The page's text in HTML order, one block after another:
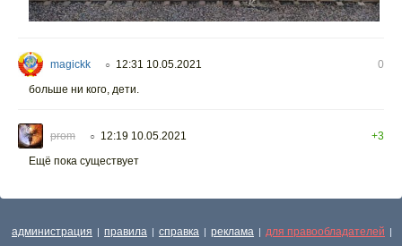
magickk ○ 12:31 10.05.2021
0
больше ни кого, дети.
prom ○ 12:19 10.05.2021
+3
Ещё пока существует
администрация | правила | справка | реклама | для правообладателей |